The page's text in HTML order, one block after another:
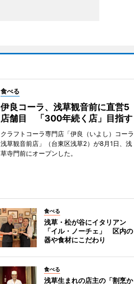
食べる
伊良コーラ、浅草観音前に直営5
店舗目 「300年続く店」目指す
クラフトコーラ専門店「伊良（いよし）コーラ
浅草観音前店」（台東区浅草2）が8月1日、浅
草寺門前にオープンした。
食べる
浅草・松が谷にイタリアン
「イル・ノーチェ」 区内の
器や食材にこだわり
食べる
浅草生まれの店主の「割烹か